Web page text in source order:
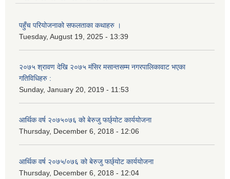
पहुँच परियोजनाको सफलताका कथाहरु ।
Tuesday, August 19, 2025 - 13:39
२०७५ श्रावण देखि २०७५ मंसिर मसान्तसम्म नगरपालिकावाट भएका
गतिविधिहरु :
Sunday, January 20, 2019 - 11:53
आर्थिक वर्ष २०७५०७६ को बेरुजु फर्छ्योट कार्ययोजना
Thursday, December 6, 2018 - 12:06
आर्थिक वर्ष २०७५/०७६ को बेरुजु फर्छ्योट कार्ययोजना
Thursday, December 6, 2018 - 12:04